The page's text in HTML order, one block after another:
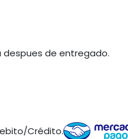
despues de entregado.
Crédito.